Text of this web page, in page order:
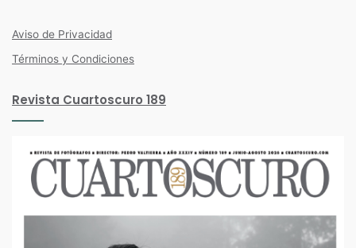
Aviso de Privacidad
Términos y Condiciones
Revista Cuartoscuro 189